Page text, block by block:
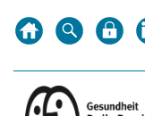
Inhalt
Hauptnavigation